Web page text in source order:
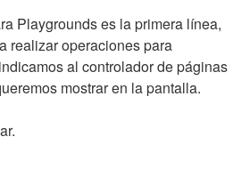
Playgrounds es la primera línea,
realizar operaciones para
al controlador de páginas
mostrar en la pantalla.